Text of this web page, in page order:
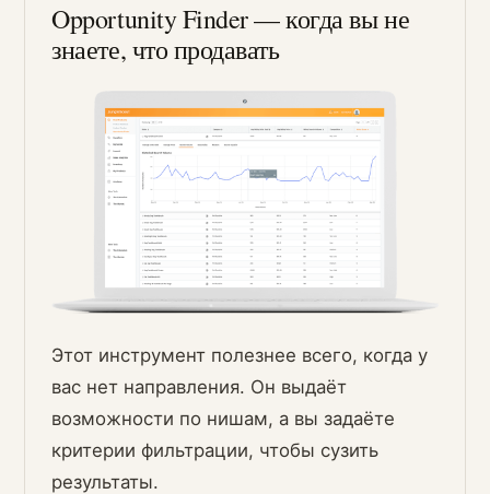
Opportunity Finder — когда вы не
знаете, что продавать
Этот инструмент полезнее всего, когда у
вас нет направления. Он выдаёт
возможности по нишам, а вы задаёте
критерии фильтрации, чтобы сузить
результаты.